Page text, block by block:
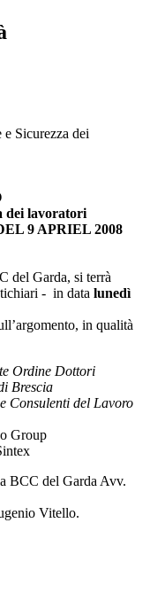
Sicurezza dei
dei lavoratori
9 APRIEL 2008
del Garda, si terrà
- in data lunedì
in qualità
Ordine Dottori
Brescia
Consulenti del Lavoro
Group
BCC del Garda Avv.
Vitello.